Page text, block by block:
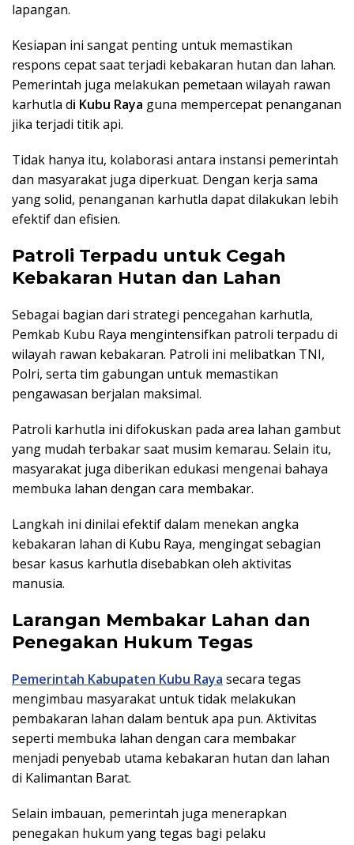
lapangan.
Kesiapan ini sangat penting untuk memastikan
respons cepat saat terjadi kebakaran hutan dan lahan.
Pemerintah juga melakukan pemetaan wilayah rawan
karhutla di Kubu Raya guna mempercepat penanganan
jika terjadi titik api.
Tidak hanya itu, kolaborasi antara instansi pemerintah
dan masyarakat juga diperkuat. Dengan kerja sama
yang solid, penanganan karhutla dapat dilakukan lebih
efektif dan efisien.
Patroli Terpadu untuk Cegah
Kebakaran Hutan dan Lahan
Sebagai bagian dari strategi pencegahan karhutla,
Pemkab Kubu Raya mengintensifkan patroli terpadu di
wilayah rawan kebakaran. Patroli ini melibatkan TNI,
Polri, serta tim gabungan untuk memastikan
pengawasan berjalan maksimal.
Patroli karhutla ini difokuskan pada area lahan gambut
yang mudah terbakar saat musim kemarau. Selain itu,
masyarakat juga diberikan edukasi mengenai bahaya
membuka lahan dengan cara membakar.
Langkah ini dinilai efektif dalam menekan angka
kebakaran lahan di Kubu Raya, mengingat sebagian
besar kasus karhutla disebabkan oleh aktivitas
manusia.
Larangan Membakar Lahan dan
Penegakan Hukum Tegas
Pemerintah Kabupaten Kubu Raya secara tegas
mengimbau masyarakat untuk tidak melakukan
pembakaran lahan dalam bentuk apa pun. Aktivitas
seperti membuka lahan dengan cara membakar
menjadi penyebab utama kebakaran hutan dan lahan
di Kalimantan Barat.
Selain imbauan, pemerintah juga menerapkan
penegakan hukum yang tegas bagi pelaku